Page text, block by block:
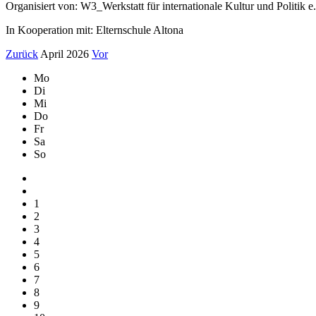
Organisiert von: W3_Werkstatt für internationale Kultur und Politik
In Kooperation mit: Elternschule Altona
Zurück April 2026 Vor
Mo
Di
Mi
Do
Fr
Sa
So
1
2
3
4
5
6
7
8
9